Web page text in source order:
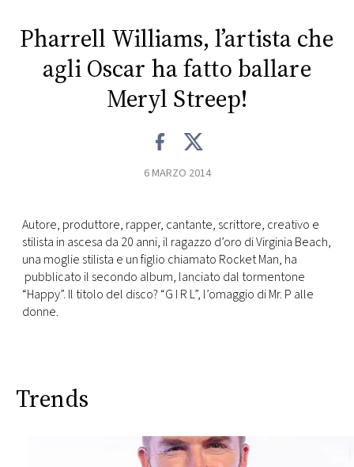
Pharrell Williams, l’artista che
agli Oscar ha fatto ballare
Meryl Streep!
6 MARZO 2014
Autore, produttore, rapper, cantante, scrittore, creativo e
stilista in ascesa da 20 anni, il ragazzo d’oro di Virginia Beach,
una moglie stilista e un figlio chiamato Rocket Man, ha
pubblicato il secondo album, lanciato dal tormentone
“Happy”. Il titolo del disco? “G I R L”, l’omaggio di Mr. P alle
donne.
Trends